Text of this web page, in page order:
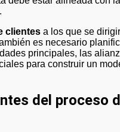
clientes a los que se
es necesario
principales, las
para construir un
del proceso